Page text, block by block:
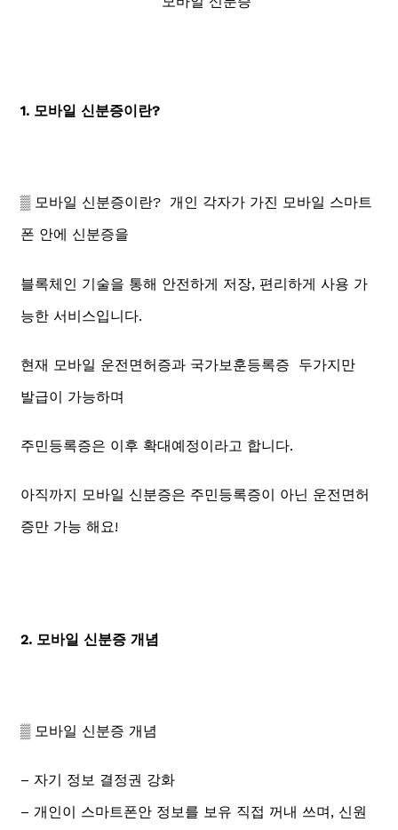
1. 모바일 신분증이란?
▒ 모바일 신분증이란? 개인 각자가 가진 모바일 스마트
폰 안에 신분증을
블록체인 기술을 통해 안전하게 저장, 편리하게 사용 가
능한 서비스입니다.
현재 모바일 운전면허증과 국가보훈등록증 두가지만
발급이 가능하며
주민등록증은 이후 확대예정이라고 합니다.
아직까지 모바일 신분증은 주민등록증이 아닌 운전면허
증만 가능 해요!
2. 모바일 신분증 개념
▒ 모바일 신분증 개념
– 자기 정보 결정권 강화
– 개인이 스마트폰안 정보를 보유 직접 꺼내 쓰며, 신원